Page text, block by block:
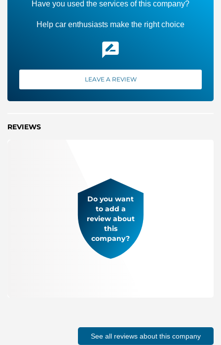
Have you used the services of this company?
Help car enthusiasts make the right choice
LEAVE A REVIEW
REVIEWS
Do you want
to add a
review about
this
company?
See all reviews about this company